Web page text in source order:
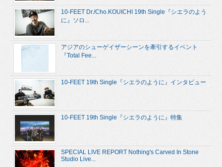
10-FEET Dr./Cho.KOUICHI 19th Single『シエラのよう
に』ソロ...
アジアのシューゲイザーシーンを牽引するイベント
『Total Fee...
10-FEET 19th Single『シエラのように』インタビュー
10-FEET 19th Single『シエラのように』特集
SPECIAL LIVE REPORT Nothing's Carved In Stone
Studio Live...